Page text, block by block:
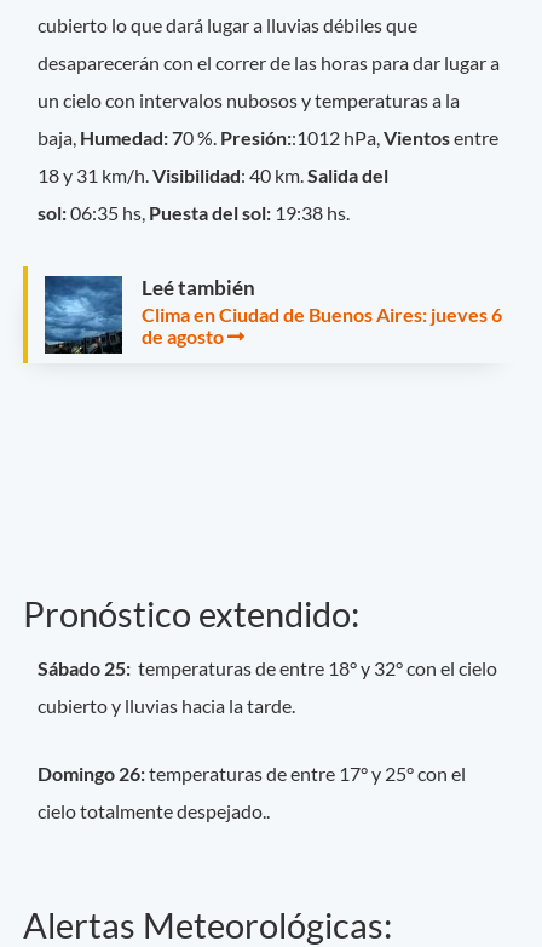
cubierto lo que dará lugar a lluvias débiles que
desaparecerán con el correr de las horas para dar lugar a
un cielo con intervalos nubosos y temperaturas a la
baja, Humedad: 70 %. Presión::1012 hPa,Vientosentre
18 y 31 km/h.Visibilidad: 40 km.Salida del
sol:06:35 hs, Puesta del sol: 19:38 hs.
Leé también
Clima en Ciudad de Buenos Aires: jueves 6
de agosto
Pronóstico extendido:
Sábado 25: temperaturas de entre 18° y 32° con el cielo
cubierto y lluvias hacia la tarde.
Domingo 26:temperaturas de entre 17° y 25° con el
cielo totalmente despejado..
Alertas Meteorológicas: